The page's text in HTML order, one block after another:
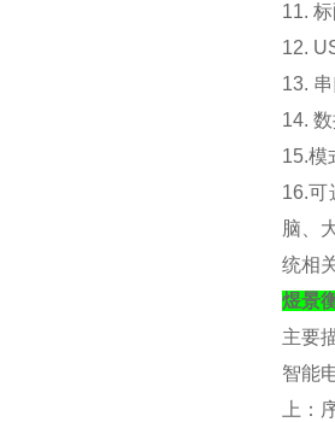
11.
12.
13.
14.
15.模
16.可
脑、
统相
煜景
主要
智能
上：